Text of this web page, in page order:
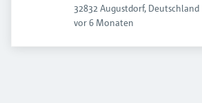
32832 Augustdorf, Deutschland
Veröffentlicht:
vor 6 Monaten